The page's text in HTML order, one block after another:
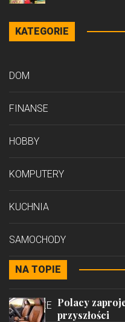
KATEGORIE
DOM
FINANSE
HOBBY
KOMPUTERY
KUCHNIA
SAMOCHODY
STYL
PODRÓŻE
NA TOPIE
Polacy
przyszłości